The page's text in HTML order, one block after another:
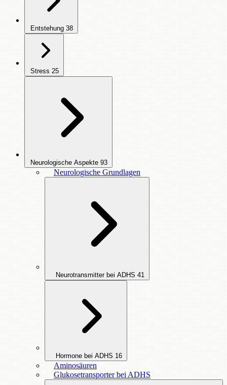
Entstehung 38
Stress 25
Neurologische Aspekte 93
Neurologische Grundlagen
Neurotransmitter bei ADHS 41
Hormone bei ADHS 16
Aminosäuren
Glukosetransporter bei ADHS